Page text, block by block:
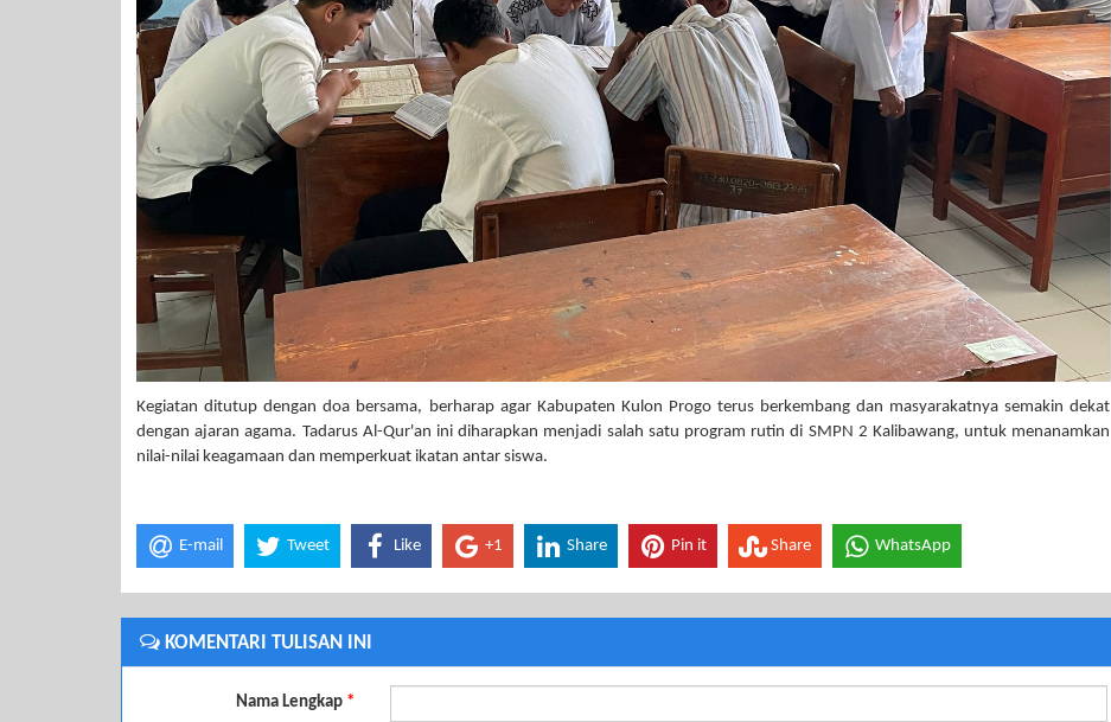
Kegiatan ditutup dengan doa bersama, berharap agar Kabupaten Kulon Progo terus berkembang dan masyarakatnya semakin dekat
dengan ajaran agama. Tadarus Al-Qur'an ini diharapkan menjadi salah satu program rutin di SMPN 2 Kalibawang, untuk menanamkan
nilai-nilai keagamaan dan memperkuat ikatan antar siswa.
E-mail Tweet Like +1 Share Pin it Share WhatsApp
KOMENTARI TULISAN INI
Nama Lengkap *